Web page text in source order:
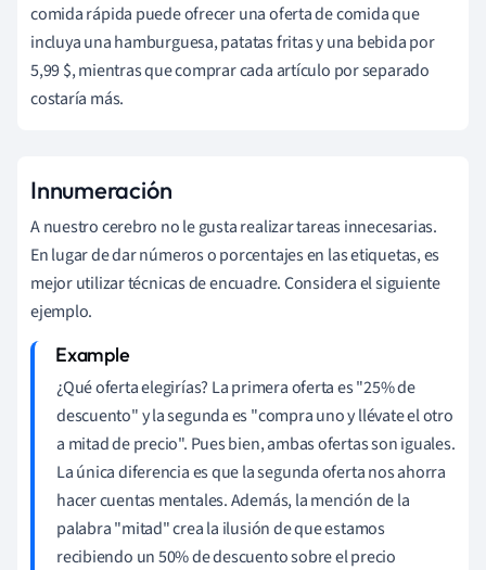
comida rápida puede ofrecer una oferta de comida que
incluya una hamburguesa, patatas fritas y una bebida por
5,99 $, mientras que comprar cada artículo por separado
costaría más.
Innumeración
A nuestro cerebro no le gusta realizar tareas innecesarias.
En lugar de dar números o porcentajes en las etiquetas, es
mejor utilizar técnicas de encuadre. Considera el siguiente
ejemplo.
¿Qué oferta elegirías? La primera oferta es "25% de
descuento" y la segunda es "compra uno y llévate el otro
a mitad de precio". Pues bien, ambas ofertas son iguales.
La única diferencia es que la segunda oferta nos ahorra
hacer cuentas mentales. Además, la mención de la
palabra "mitad" crea la ilusión de que estamos
recibiendo un 50% de descuento sobre el precio